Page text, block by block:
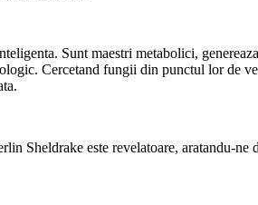
Sunt maestri metabolici,
Cercetand fungii din punctul lor de
Sheldrake este revelatoare, aratandu-